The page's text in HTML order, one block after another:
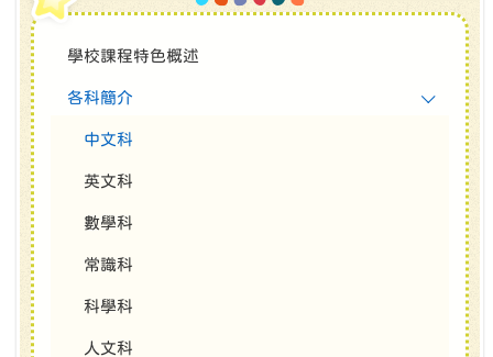
學校課程特色概述
各科簡介
中文科
英文科
數學科
常識科
科學科
人文科